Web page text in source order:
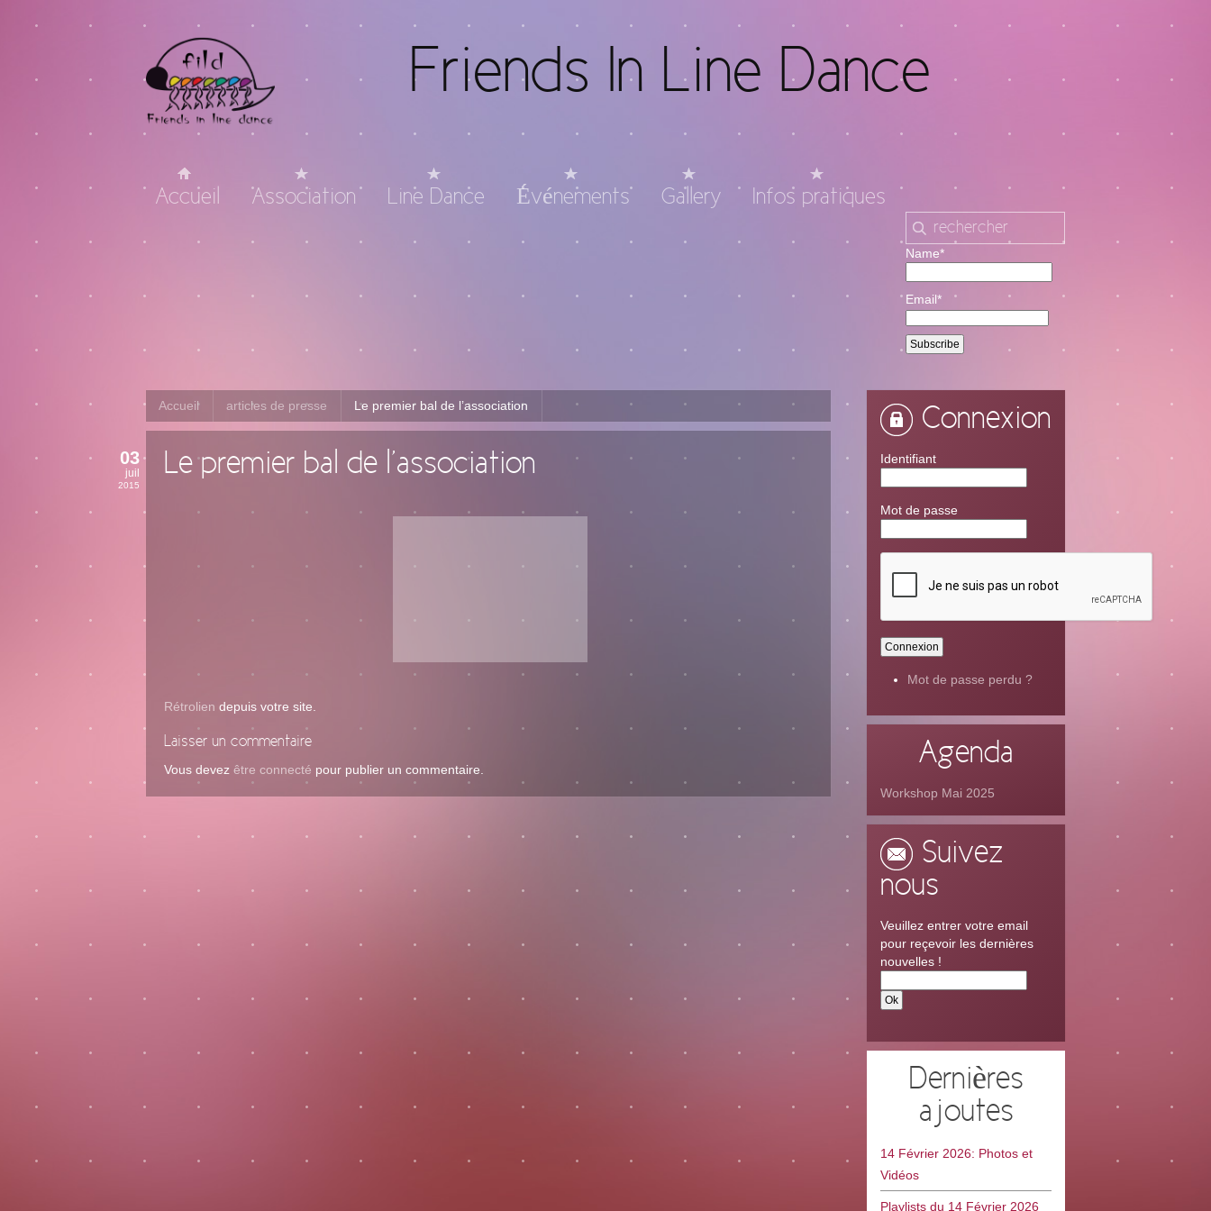
Friends In Line Dance
Accueil Association Line Dance Événements Gallery Infos pratiques
Name*
Email*
Accueil articles de presse Le premier bal de l’association
03
juil
2015
Le premier bal de l’association
Rétrolien depuis votre site.
Laisser un commentaire
Vous devez être connecté pour publier un commentaire.
Connexion
Identifiant
Mot de passe
Mot de passe perdu ?
Agenda
Workshop Mai 2025
Suivez
nous
Veuillez entrer votre email
pour reçevoir les dernières
nouvelles !
Dernières
ajoutes
14 Février 2026: Photos et
Vidéos
Playlists du 14 Février 2026